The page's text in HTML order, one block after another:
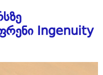
Ingenuity